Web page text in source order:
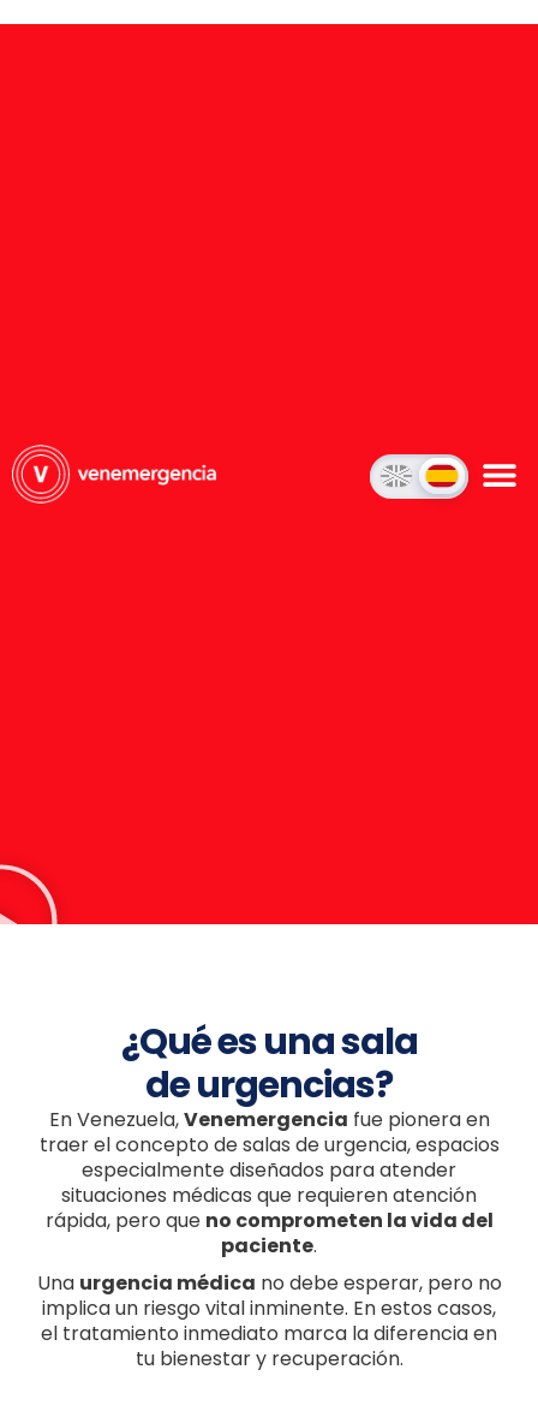
¿Qué es una sala
de urgencias?
En Venezuela,Venemergencia fue pionera en
traer el concepto de salas de urgencia, espacios
especialmente diseñados para atender
situaciones médicas que requieren atención
rápida, pero que no comprometen la vida del
paciente.
Una urgencia médica no debe esperar, pero no
implica un riesgo vital inminente. En estos casos,
el tratamiento inmediato marca la diferencia en
tu bienestar y recuperación.